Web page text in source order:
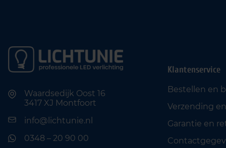
Waardsedijk Oost 16
3417 XJ Montfoort
info@lichtunie.nl
0348 – 20 90 00
Klantenservice
Bestellen en
Verzending
Garantie en